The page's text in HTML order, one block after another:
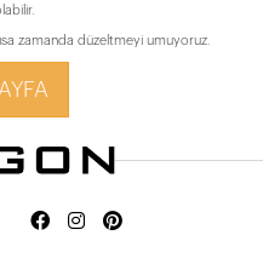
zamanda düzeltmeyi umuyoruz.